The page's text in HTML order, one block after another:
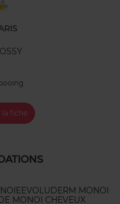
la fiche
EVOLUDERM MONOI
MONOI CHEVEUX